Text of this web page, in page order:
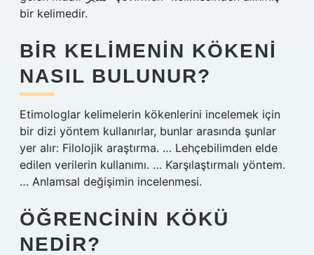
bir kelimedir.
BIR KELIMENIN KÖKENI
NASIL BULUNUR?
Etimologlar kelimelerin kökenlerini incelemek için
bir dizi yöntem kullanırlar, bunlar arasında şunlar
yer alır: Filolojik araştırma. … Lehçebilimden elde
edilen verilerin kullanımı. … Karşılaştırmalı yöntem.
… Anlamsal değişimin incelenmesi.
ÖĞRENCININ KÖKÜ
NEDIR?